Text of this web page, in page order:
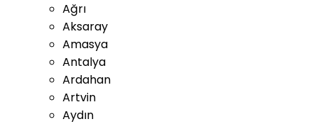
Ağrı
Aksaray
Amasya
Antalya
Ardahan
Artvin
Aydın